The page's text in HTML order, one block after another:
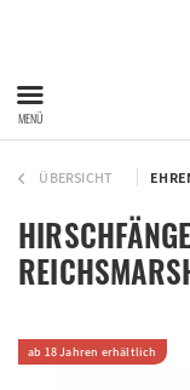
MENÜ
ÜBERSICHT
ab 18 Jahren erhältlich